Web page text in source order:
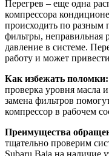
Перегрев – еще одна
компрессора
происходить по разным
фильтры, неправильная
давление в системе.
работу и может
Как избежать поломки:
проверка уровня масла
замена фильтров
компрессор в рабочем
Преимущества
тщательно проверим
Subaru Baja на наличие